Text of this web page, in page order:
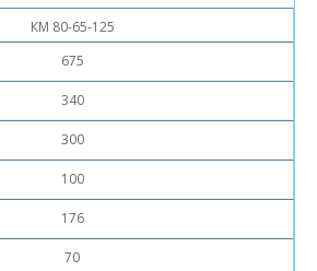
КМ 80-65-125
675
340
300
100
176
70